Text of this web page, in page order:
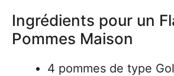
Ingrédients pour un
Pommes Maison
4 pommes de type